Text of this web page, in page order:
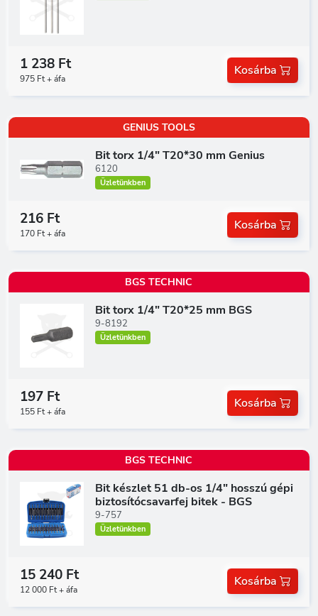
1 238 Ft
975 Ft + áfa
Kosárba
GENIUS TOOLS
Bit torx 1/4" T20*30 mm Genius
6120
Üzletünkben
216 Ft
170 Ft + áfa
Kosárba
BGS TECHNIC
Bit torx 1/4" T20*25 mm BGS
9-8192
Üzletünkben
197 Ft
155 Ft + áfa
Kosárba
BGS TECHNIC
Bit készlet 51 db-os 1/4" hosszú gépi
biztosítócsavarfej bitek - BGS
9-757
Üzletünkben
15 240 Ft
12 000 Ft + áfa
Kosárba